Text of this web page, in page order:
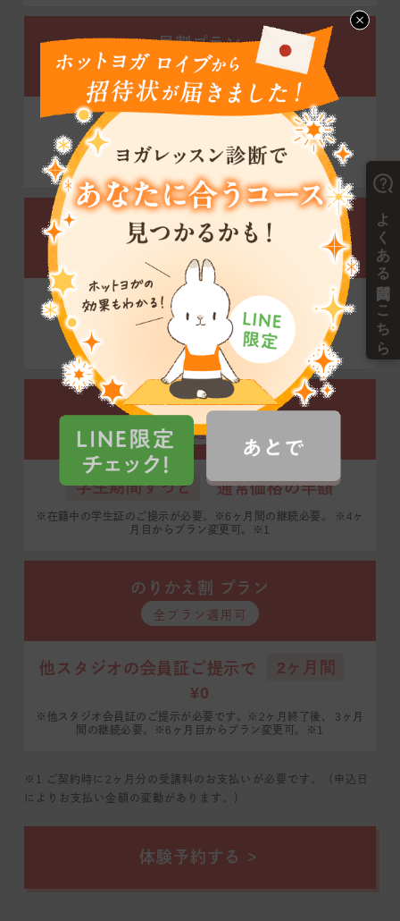
昼割プラン
デイタイム会員限定
3ヶ月間 通常価格の半額
※3ヶ月間の継続必要。
※4ヶ月目からプラン変更可。※1
初月半額プラン
初月 通常価格の半額
※初月終了後、2ヶ月間の継続必要。
※4ヶ月目からプラン変更可。※1
学割プラン
全プラン適用可 ※2
学生期間ずっと 通常価格の半額
※在籍中の学生証のご提示が必要。※6ヶ月間の継続必要。
※4ヶ
月目からプラン変更可。※1
のりかえ割 プラン
全プラン適用可
他スタジオの会員証ご提示で
2ヶ月間
¥0
※他スタジオ会員証のご提示が必要です。※2ヶ月終了後、
3ヶ月
間の継続必要。※6ヶ月目からプラン変更可。※1
※1 ご契約時に2ヶ月分の受講料のお支払いが必要です。（申込日
によりお支払い金額の変動があります。）
体験予約する